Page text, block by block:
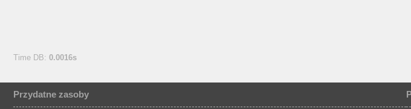
Time DB: 0.0016s
Przydatne zasoby